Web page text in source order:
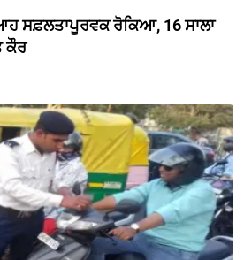
ਸਫ਼ਲਤਾਪੂਰਵਕ ਰੋਕਿਆ, 16 ਸਾਲਾ
ਕੌਰ